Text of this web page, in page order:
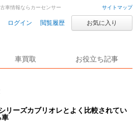
サイトマップ
ログイン 閲覧履歴 お気に入り
車買取 お役立ち記事
車情報ならカーセンサー
リーズカブリオレとよく比較されてい
車